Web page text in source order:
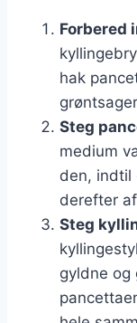
Forbered
hak
Steg
medium
den, indtil
derefter
Steg
gyldne